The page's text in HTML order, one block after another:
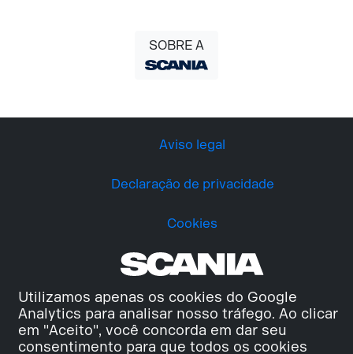
Utilizamos apenas os cookies do Google
Analytics para analisar nosso tráfego. Ao clicar
em "Aceito", você concorda em dar seu
consentimento para que todos os cookies
SOBRE A
Aviso legal
Declaração de privacidade
Cookies